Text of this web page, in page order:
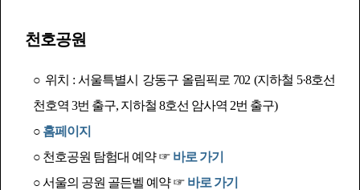
천호공원
○ 위치 : 서울특별시 강동구 올림픽로 702 (지하철 5·8호선
천호역 3번 출구, 지하철 8호선 암사역 2번 출구)
○ 홈페이지
○ 천호공원 탐험대 예약 ☞ 바로 가기
○ 서울의 공원 골든벨 예약 ☞ 바로 가기